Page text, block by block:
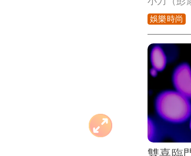
迎娶台玻
砸逾500
與上流社
悄悄畫下
王菲事件
另一樁
料，小刀
名子女目
因，一位
刀多年來
娛樂時尚